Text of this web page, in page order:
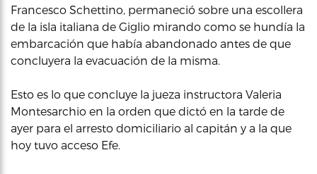
Francesco Schettino, permaneció sobre una escollera
de la isla italiana de Giglio mirando como se hundía la
embarcación que había abandonado antes de que
concluyera la evacuación de la misma.
Esto es lo que concluye la jueza instructora Valeria
Montesarchio en la orden que dictó en la tarde de
ayer para el arresto domiciliario al capitán y a la que
hoy tuvo acceso Efe.